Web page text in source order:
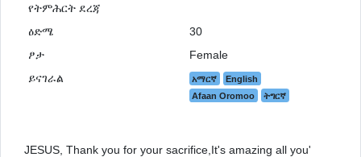
የትምሕርት ደረጃ
ዕድሜ
30
ፆታ
Female
ይናገራል
አማርኛ
English
Afaan Oromoo
ትግርኛ
JESUS, Thank you for your sacrifice,It's amazing all you'